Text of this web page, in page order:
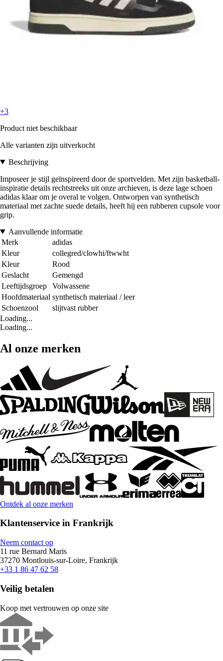
+3
Product niet beschikbaar
Alle varianten zijn uitverkocht
Beschrijving
Imposeer je stijl geïnspireerd door de sportvelden. Met zijn basketball-
inspiratie details rechtstreeks uit onze archieven, is deze lage schoen
adidas klaar om je overal te volgen. Ontworpen van synthetisch
materiaal met zachte suede details, heeft hij een rubberen cupsole voor
grip.
Aanvullende informatie
Merk
adidas
Kleur
collegred/clowhi/ftwwht
Kleur
Rood
Geslacht
Gemengd
Leeftijdsgroep
Volwassene
Hoofdmateriaal synthetisch materiaal / leer
Schoenzool
slijtvast rubber
Loading...
Loading...
Al onze merken
Ontdek al onze merken
Klantenservice in Frankrijk
Neem contact op
11 rue Bernard Maris
37270 Montlouis-sur-Loire, Frankrijk
+33 1 86 47 62 58
Veilig betalen
Koop met vertrouwen op onze site